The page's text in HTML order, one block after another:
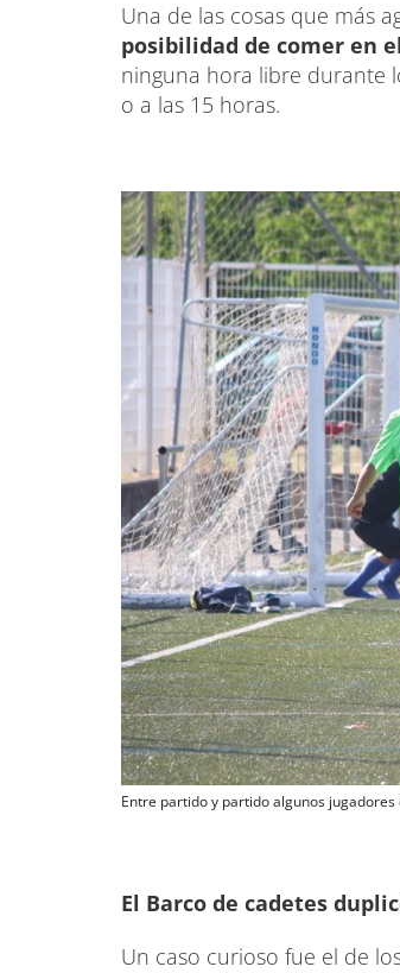
Una de las cosas que más
posibilidad de comer en
ninguna hora libre durante
o a las 15 horas.
Entre partido y partido algunos
El Barco de cadetes
Un caso curioso fue el de